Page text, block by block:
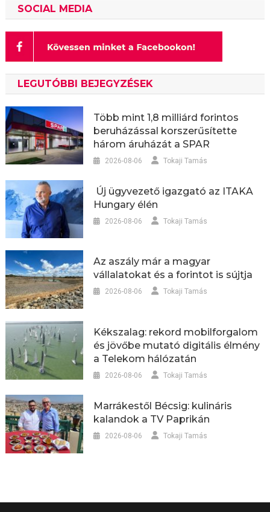
SOCIAL MEDIA
LEGUTÓBBI BEJEGYZÉSEK
Több mint 1,8 milliárd forintos
beruházással korszerűsítette
három áruházát a SPAR
2026-08-06 Tokaji Tamás
Új ügyvezető igazgató az ITAKA
Hungary élén
2026-08-06 Tokaji Tamás
Az aszály már a magyar
vállalatokat és a forintot is sújtja
2026-08-06 Tokaji Tamás
Kékszalag: rekord mobilforgalom
és jövőbe mutató digitális élmény
a Telekom hálózatán
2026-08-06 Tokaji Tamás
Marrákestől Bécsig: kulináris
kalandok a TV Paprikán
2026-08-06 Tokaji Tamás